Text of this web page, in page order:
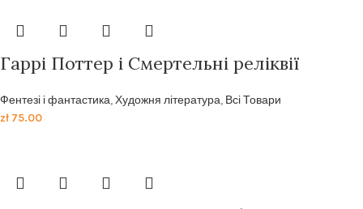
Гаррі Поттер і Смертельні реліквії
Фентезі і фантастика,Художня література, Всі Товари
zł 75.00